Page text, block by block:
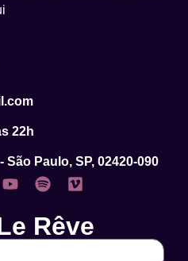
22h
São Paulo, SP, 02420-090
Rêve